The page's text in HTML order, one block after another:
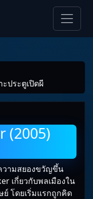
ะประตูเปิดผี
(2005)
วามสยองขวัญขึ้น
เกี่ยวกับพลเมืองใน
โดยเริ่มแรกถูกคิด